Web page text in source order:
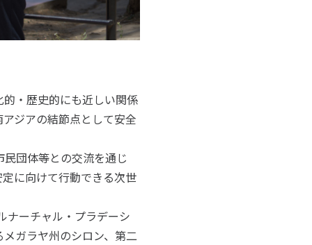
・歴史的にも近しい関係
ジアの結節点として安全
団体等との交流を通じ
に向けて行動できる次世
ーチャル・プラデーシ
ガラヤ州のシロン、第二